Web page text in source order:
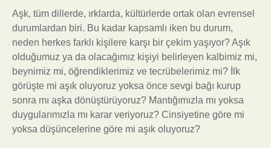
Aşk, tüm dillerde, ırklarda, kültürlerde ortak olan evrensel
durumlardan biri. Bu kadar kapsamlı iken bu durum,
neden herkes farklı kişilere karşı bir çekim yaşıyor? Aşık
olduğumuz ya da olacağımız kişiyi belirleyen kalbimiz mi,
beynimiz mi, öğrendiklerimiz ve tecrübelerimiz mi? İlk
görüşte mi aşık oluyoruz yoksa önce sevgi bağı kurup
sonra mı aşka dönüştürüyoruz? Mantığımızla mı yoksa
duygularımızla mı karar veriyoruz? Cinsiyetine göre mi
yoksa düşüncelerine göre mi aşık oluyoruz?